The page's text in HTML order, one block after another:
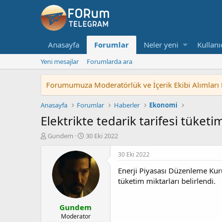
Anasayfa Forumlar Neler yeni
Yeni mesajlar Forumlarda ara
Forumumuza Moderatörlük ve İçerik Ekibi
Anasayfa Forumlar Haberler Ekonomi
Elektrikte tedarik tarifesi
K
Gundem
B
ş
l
a
n
g
ı
ç
t
30 Eki 2022
Gundem
Moderator
30 Eki 2022
Enerji Piyasası Düzenleme
tüketim miktarları belirlendi.